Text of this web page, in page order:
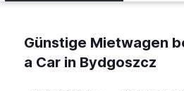
Günstige Mietwagen
a Car in Bydgoszcz